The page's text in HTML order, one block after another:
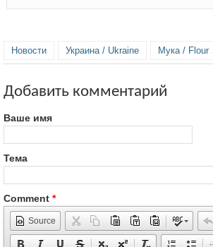
Новости Украина / Ukraine Мука / Flour
Добавить комментарий
Ваше имя
Тема
Comment *
Source